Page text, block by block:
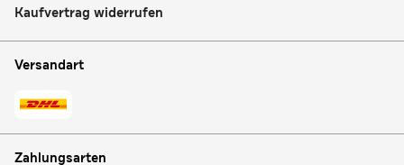
Kaufvertrag widerrufen
Versandart
Zahlungsarten